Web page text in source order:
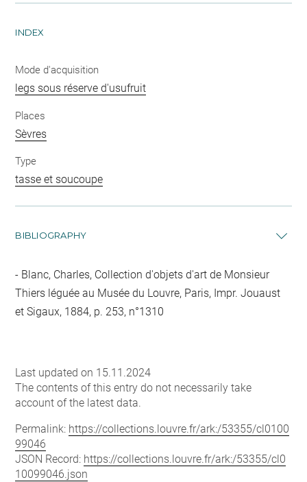
INDEX
Mode d'acquisition
legs sous réserve d'usufruit
Places
Sèvres
Type
tasse et soucoupe
BIBLIOGRAPHY
Blanc, Charles, Collection d'objets d'art de Monsieur
Thiers léguée au Musée du Louvre, Paris, Impr. Jouaust
et Sigaux, 1884, p. 253, n°1310
Last updated on 15.11.2024
The contents of this entry do not necessarily take
account of the latest data.
Permalink: https://collections.louvre.fr/ark:/53355/cl0100
99046
JSON Record: https://collections.louvre.fr/ark:/53355/cl0
10099046.json